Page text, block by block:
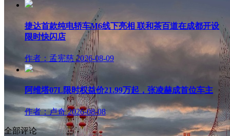
捷达首款纯电轿车M6线下亮相 联和茶百道在成都开设
限时快闪店
作者：孟宪慈 2026-08-09
阿维塔07L限时权益价21.99万起，张凌赫成首位车主
作者：卢奇 2026-08-08
全部评论